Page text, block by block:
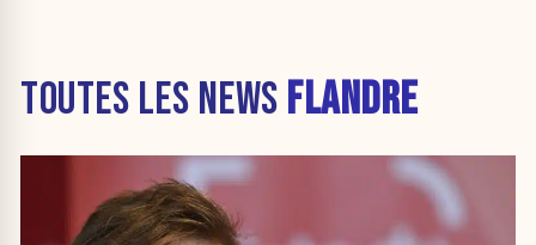
TOUTES LES NEWS FLANDRE